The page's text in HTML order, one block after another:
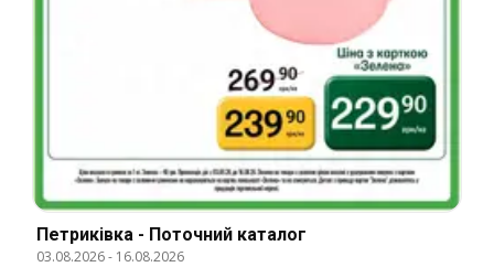
Петриківка - Поточний каталог
03.08.2026- 16.08.2026